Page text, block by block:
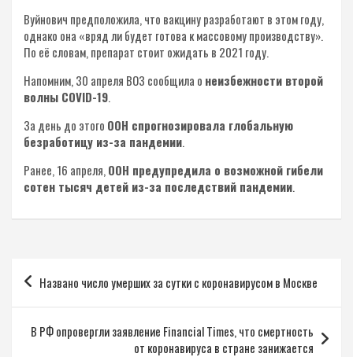
Вуйнович предположила, что вакцину разработают в этом году,
однако она «вряд ли будет готова к массовому производству».
По её словам, препарат стоит ожидать в 2021 году.
Напомним, 30 апреля ВОЗ сообщила о неизбежности второй
волны COVID-19.
За день до этого ООН спрогнозировала глобальную
безработицу из-за пандемии.
Ранее, 16 апреля, ООН предупредила о возможной гибели
сотен тысяч детей из-за последствий пандемии.
Навигация
по
записям
Названо число умерших за сутки с коронавирусом в Москве
В РФ опровергли заявление Financial Times, что смертность
от коронавируса в стране занижается